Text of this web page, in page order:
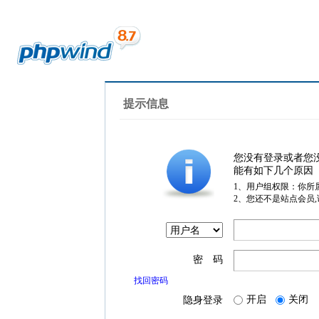
提示信息
您没有登录或者您
能有如下几个原因
1、用户组权限：你所
2、您还不是站点会员
密 码
找回密码
隐身登录 开启 关闭